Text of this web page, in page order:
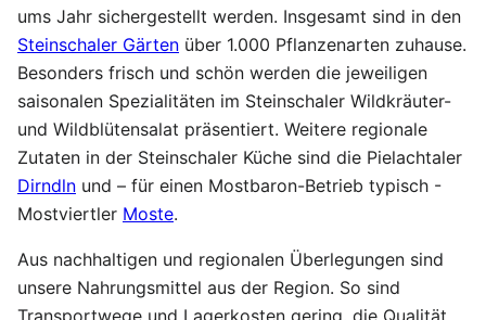
ums Jahr sichergestellt werden. Insgesamt sind in den
Steinschaler Gärten über 1.000 Pflanzenarten zuhause.
Besonders frisch und schön werden die jeweiligen
saisonalen Spezialitäten im Steinschaler Wildkräuter-
und Wildblütensalat präsentiert. Weitere regionale
Zutaten in der Steinschaler Küche sind die Pielachtaler
Dirndln und – für einen Mostbaron-Betrieb typisch -
Mostviertler Moste.
Aus nachhaltigen und regionalen Überlegungen sind
unsere Nahrungsmittel aus der Region. So sind
Transportwege und Lagerkosten gering, die Qualität